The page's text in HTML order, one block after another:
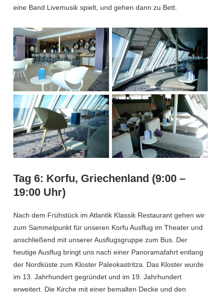
eine Band Livemusik spielt, und gehen dann zu Bett.
Tag 6: Korfu, Griechenland (9:00 –
19:00 Uhr)
Nach dem Frühstück im Atlantik Klassik Restaurant gehen wir
zum Sammelpunkt für unseren Korfu Ausflug im Theater und
anschließend mit unserer Ausflugsgruppe zum Bus. Der
heutige Ausflug bringt uns nach einer Panoramafahrt entlang
der Nordküste zum Kloster Paleokastritza. Das Kloster wurde
im 13. Jahrhundert gegründet und im 19. Jahrhundert
erweitert. Die Kirche mit einer bemalten Decke und den